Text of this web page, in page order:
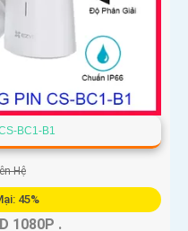
BC1-B1
Hệ
45%
1080P .